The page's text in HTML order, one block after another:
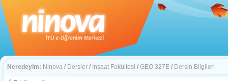
Neredeyim: Ninova / Dersler / İnşaat Fakültesi / GEO 327E / Dersin Bilgileri